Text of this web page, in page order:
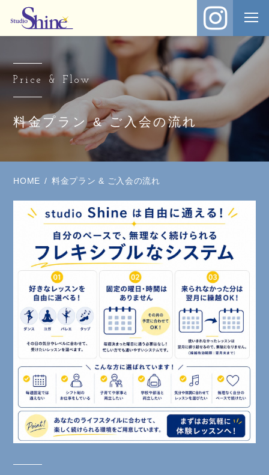
Price & Flow
料金プラン & ご入会の流れ
HOME 料金プラン & ご入会の流れ